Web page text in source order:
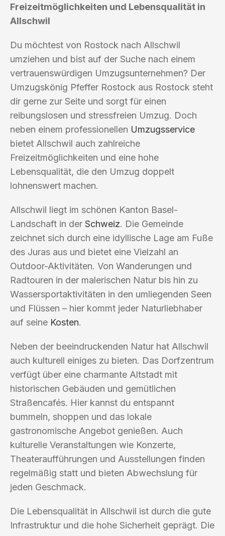
Freizeitmöglichkeiten und Lebensqualität in
Allschwil
Du möchtest von Rostock nach Allschwil
umziehen und bist auf der Suche nach einem
vertrauenswürdigen Umzugsunternehmen? Der
Umzugskönig Pfeffer Rostock aus Rostock steht
dir gerne zur Seite und sorgt für einen
reibungslosen und stressfreien Umzug. Doch
neben einem professionellen Umzugsservice
bietet Allschwil auch zahlreiche
Freizeitmöglichkeiten und eine hohe
Lebensqualität, die den Umzug doppelt
lohnenswert machen.
Allschwil liegt im schönen Kanton Basel-
Landschaft in der Schweiz. Die Gemeinde
zeichnet sich durch eine idyllische Lage am Fuße
des Juras aus und bietet eine Vielzahl an
Outdoor-Aktivitäten. Von Wanderungen und
Radtouren in der malerischen Natur bis hin zu
Wassersportaktivitäten in den umliegenden Seen
und Flüssen – hier kommt jeder Naturliebhaber
auf seine Kosten.
Neben der beeindruckenden Natur hat Allschwil
auch kulturell einiges zu bieten. Das Dorfzentrum
verfügt über eine charmante Altstadt mit
historischen Gebäuden und gemütlichen
Straßencafés. Hier kannst du entspannt
bummeln, shoppen und das lokale
gastronomische Angebot genießen. Auch
kulturelle Veranstaltungen wie Konzerte,
Theateraufführungen und Ausstellungen finden
regelmäßig statt und bieten Abwechslung für
jeden Geschmack.
Die Lebensqualität in Allschwil ist durch die gute
Infrastruktur und die hohe Sicherheit geprägt. Die